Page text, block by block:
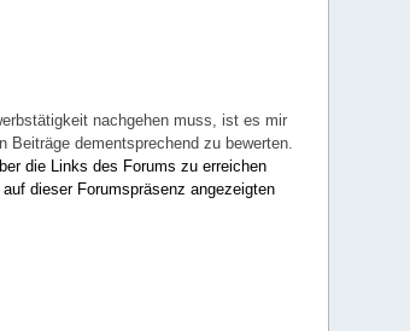
nachgehen muss, ist es mir
dementsprechend zu bewerten.
die Links des Forums zu erreichen
dieser Forumspräsenz angezeigten